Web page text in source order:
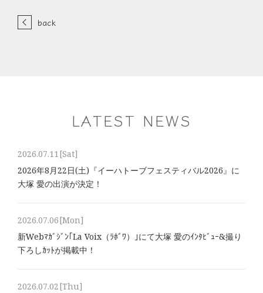
back
LATEST NEWS
2026.07.11[Sat]
2026年8⽉22⽇(土)『イーハトーブフェスティバル2026』に
大塚 愛の出演が決定！
2026.07.06[Mon]
新Webﾏｶﾞｼﾞﾝ｢La Voix（ﾗﾎﾞﾜ）｣にて大塚 愛のｲﾝﾀﾋﾞｭｰ&撮り
下ろしｶｯﾄが掲載中！
2026.07.02[Thu]